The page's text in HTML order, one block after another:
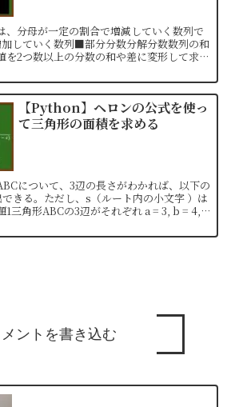
分母が一定の割合で増減していく数列で
していく数列■部分分数分解分数数列の和
を2つ数以上の分数の和や差に変形して求め
【Python】ヘロンの公式を使っ
て三角形の面積を求める
について、3辺の長さがわかれば、以下の
きる。ただし、s（ルート内の小文字 ）は
三角形ABCの3辺がそれぞれ a = 3, b = 4, c
メントを書き込む